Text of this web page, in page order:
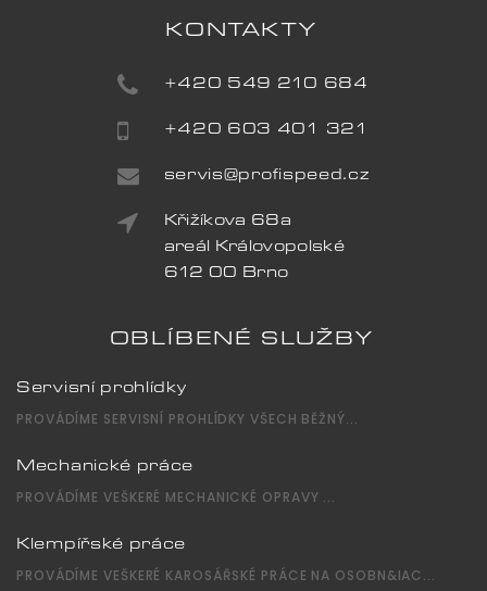
KONTAKTY
+420 549 210 684
+420 603 401 321
servis@profispeed.cz
Křižíkova 68a
areál Královopolské
612 00 Brno
OBLÍBENÉ SLUŽBY
Servisní prohlídky
PROVÁDÍME SERVISNÍ PROHLÍDKY VŠECH BĚŽNÝ...
Mechanické práce
PROVÁDÍME VEŠKERÉ MECHANICKÉ OPRAVY ...
Klempířské práce
PROVÁDÍME VEŠKERÉ KAROSÁŘSKÉ PRÁCE NA OSOBN&IAC...